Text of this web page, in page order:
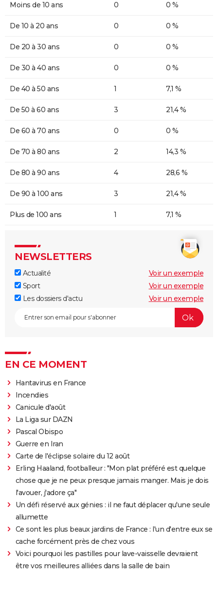
Moins de 10 ans 0 0 %
De 10 à 20 ans 0 0 %
De 20 à 30 ans 0 0 %
De 30 à 40 ans 0 0 %
De 40 à 50 ans 1 7,1 %
De 50 à 60 ans 3 21,4 %
De 60 à 70 ans 0 0 %
De 70 à 80 ans 2 14,3 %
De 80 à 90 ans 4 28,6 %
De 90 à 100 ans 3 21,4 %
Plus de 100 ans 1 7,1 %
NEWSLETTERS
Actualité
Voir un exemple
Sport
Voir un exemple
Les dossiers d'actu
Voir un exemple
EN CE MOMENT
Hantavirus en France
Incendies
Canicule d'août
La Liga sur DAZN
Pascal Obispo
Guerre en Iran
Carte de l'éclipse solaire du 12 août
Erling Haaland, footballeur : "Mon plat préféré est quelque
chose que je ne peux presque jamais manger. Mais je dois
l'avouer, j'adore ça"
Un défi réservé aux génies : il ne faut déplacer qu'une seule
allumette
Ce sont les plus beaux jardins de France : l'un d'entre eux se
cache forcément près de chez vous
Voici pourquoi les pastilles pour lave-vaisselle devraient
être vos meilleures alliées dans la salle de bain